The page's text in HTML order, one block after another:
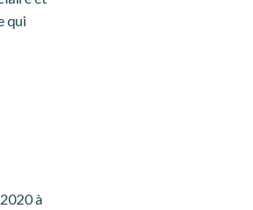
qui
à